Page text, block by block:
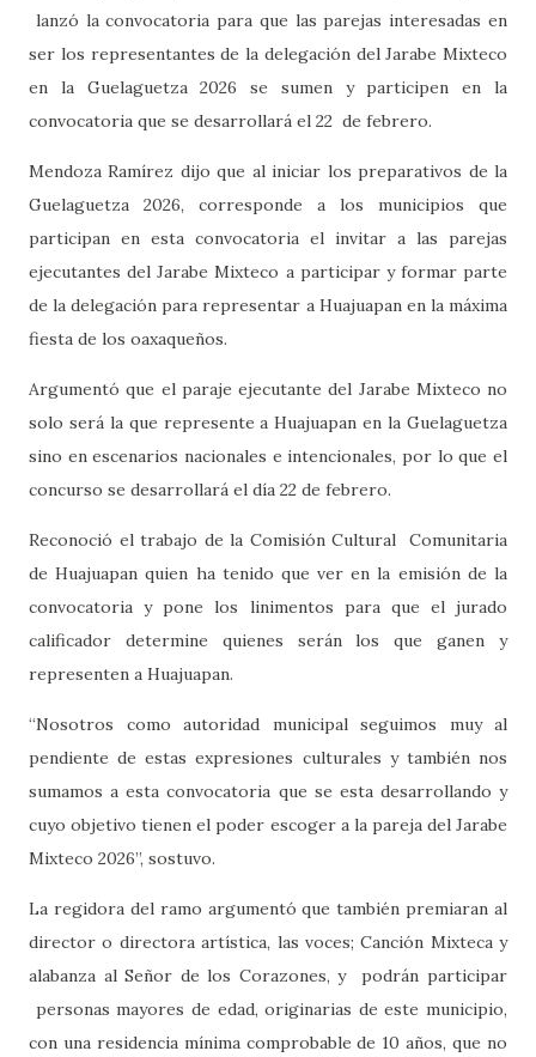
lanzó la convocatoria para que las parejas interesadas en
ser los representantes de la delegación del Jarabe Mixteco
en la Guelaguetza 2026 se sumen y participen en la
convocatoria que se desarrollará el 22 de febrero.
Mendoza Ramírez dijo que al iniciar los preparativos de la
Guelaguetza 2026, corresponde a los municipios que
participan en esta convocatoria el invitar a las parejas
ejecutantes del Jarabe Mixteco a participar y formar parte
de la delegación para representar a Huajuapan en la máxima
fiesta de los oaxaqueños.
Argumentó que el paraje ejecutante del Jarabe Mixteco no
solo será la que represente a Huajuapan en la Guelaguetza
sino en escenarios nacionales e intencionales, por lo que el
concurso se desarrollará el día 22 de febrero.
Reconoció el trabajo de la Comisión Cultural
Comunitaria
de Huajuapan quien ha tenido que ver en la emisión de la
convocatoria y pone los linimentos para que el jurado
calificador determine quienes serán los que ganen y
representen a Huajuapan.
“Nosotros como autoridad municipal seguimos muy al
pendiente de estas expresiones culturales y también nos
sumamos a esta convocatoria que se esta desarrollando y
cuyo objetivo tienen el poder escoger a la pareja del Jarabe
Mixteco 2026”, sostuvo.
La regidora del ramo argumentó que también premiaran al
director o directora artística, las voces; Canción Mixteca y
alabanza al Señor de los Corazones, y
podrán participar
personas mayores de edad, originarias de este municipio,
con una residencia mínima comprobable de 10 años, que no